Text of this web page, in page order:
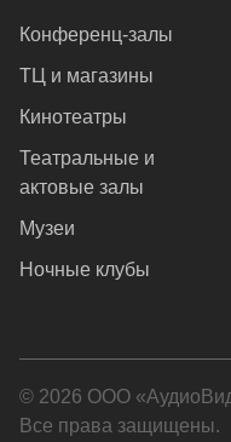
Конференц-залы
ТЦ и магазины
Кинотеатры
Театральные и
актовые залы
Музеи
Ночные клубы
© 2026 ООО
Все права защищены.